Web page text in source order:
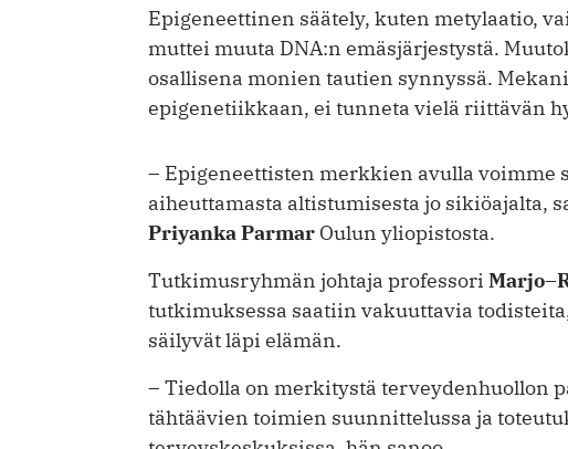
Epigeneettinen säätely, kuten metylaatio,
muttei muuta DNA:n emäsjärjestystä.
osallisena monien tautien synnyssä.
epigenetiikkaan, ei tunneta vielä riittävän
– Epigeneettisten merkkien avulla voimme
aiheuttamasta altistumisesta jo sikiöajalta,
Priyanka Parmar Oulun yliopistosta.
Tutkimusryhmän johtaja professori
tutkimuksessa saatiin vakuuttavia
säilyvät läpi elämän.
– Tiedolla on merkitystä terveydenhuollon
tähtäävien toimien suunnittelussa ja